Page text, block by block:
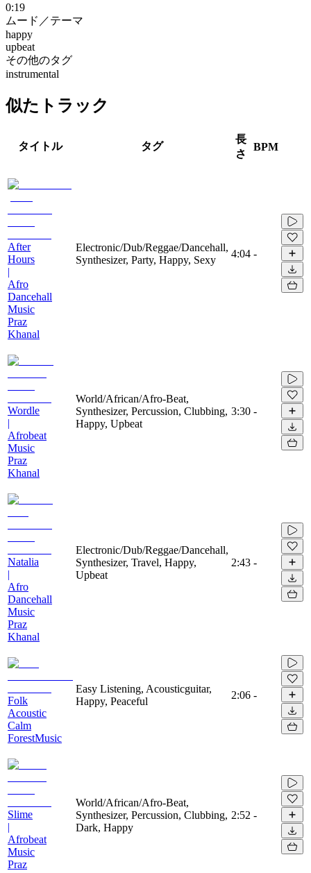
0:19
ムード／テーマ
happy
upbeat
その他のタグ
instrumental
似たトラック
タイトル タグ
長
さ
BPM
After
Hours
|
Afro
Dancehall
Music
Praz
Khanal
Electronic/Dub/Reggae/Dancehall,
Synthesizer, Party, Happy, Sexy
4:04 -
Wordle
|
Afrobeat
Music
Praz
Khanal
World/African/Afro-Beat,
Synthesizer, Percussion, Clubbing,
Happy, Upbeat
3:30 -
Natalia
|
Afro
Dancehall
Music
Praz
Khanal
Electronic/Dub/Reggae/Dancehall,
Synthesizer, Travel, Happy,
Upbeat
2:43 -
Folk
Acoustic
Calm
ForestMusic
Easy Listening, Acousticguitar,
Happy, Peaceful
2:06 -
Slime
|
Afrobeat
Music
Praz
World/African/Afro-Beat,
Synthesizer, Percussion, Clubbing,
Dark, Happy
2:52 -